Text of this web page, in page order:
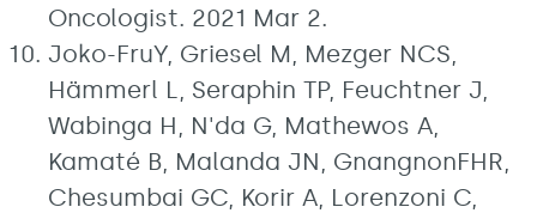
Oncologist. 2021 Mar 2.
Joko-FruY, Griesel M, Mezger NCS,
Hämmerl L, Seraphin TP, Feuchtner J,
Wabinga H, N'da G, Mathewos A,
Kamaté B, Malanda JN, GnangnonFHR,
Chesumbai GC, Korir A, Lorenzoni C,